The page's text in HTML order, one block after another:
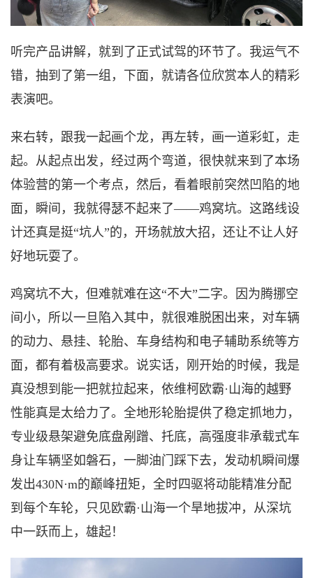
听完产品讲解，就到了正式试驾的环节了。我运气不
错，抽到了第一组，下面，就请各位欣赏本人的精彩
表演吧。
来右转，跟我一起画个龙，再左转，画一道彩虹，走
起。从起点出发，经过两个弯道，很快就来到了本场
体验营的第一个考点，然后，看着眼前突然凹陷的地
面，瞬间，我就得瑟不起来了——鸡窝坑。这路线设
计还真是挺“坑人”的，开场就放大招，还让不让人好
好地玩耍了。
鸡窝坑不大，但难就难在这“不大”二字。因为腾挪空
间小，所以一旦陷入其中，就很难脱困出来，对车辆
的动力、悬挂、轮胎、车身结构‌和‌电子辅助系统‌等方
面，都有着极高要求。说实话，刚开始的时候，我是
真没想到能一把就拉起来，依维柯欧霸· 山海的越野
性能真是太给力了。 全地形轮胎提供了稳定抓地力，
专业级悬架避免底盘剐蹭、托底‌，高强度非承载式车
身让车辆坚如磐石， 一脚油门踩下去， 发动机瞬间爆
发出430N·m的巅峰扭矩，全时四驱将动能精准分配
到每个车轮，只见欧霸· 山海一个旱地拔冲，从深坑
中一跃而上，雄起！